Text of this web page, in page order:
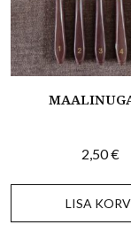
2,50€
LISA